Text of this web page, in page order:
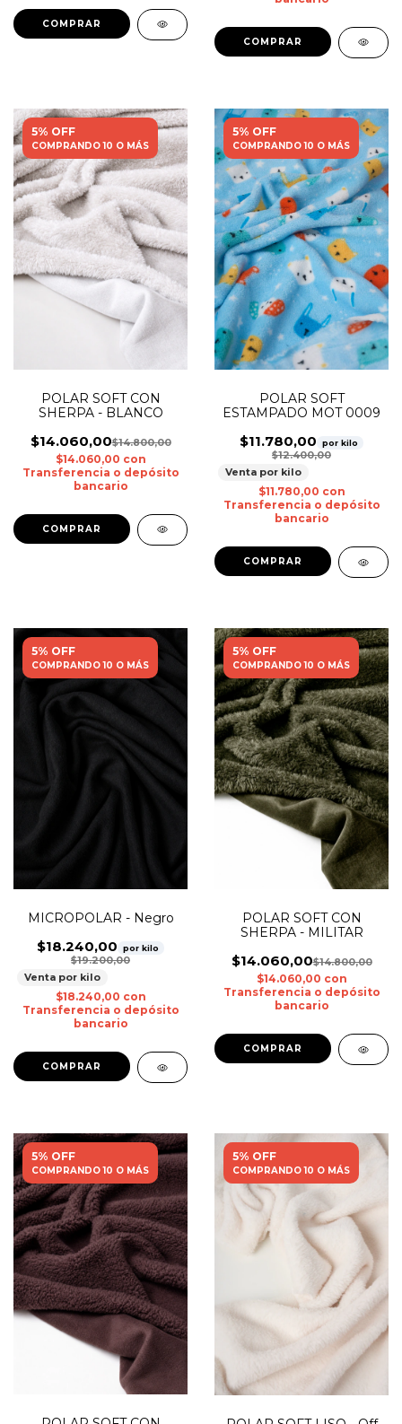
5% OFF
COMPRANDO 10 O MÁS
POLAR SOFT CON
SHERPA - BLANCO
$14.060,00$14.800,00
$14.060,00 con
Transferencia o depósito
bancario
5% OFF
COMPRANDO 10 O MÁS
POLAR SOFT
ESTAMPADO MOT 0009
$11.780,00 por kilo
$12.400,00
Venta por kilo
$11.780,00 con
Transferencia o depósito
bancario
5% OFF
COMPRANDO 10 O MÁS
MICROPOLAR - Negro
$18.240,00 por kilo
$19.200,00
Venta por kilo
$18.240,00 con
Transferencia o depósito
bancario
5% OFF
COMPRANDO 10 O MÁS
POLAR SOFT CON
SHERPA - MILITAR
$14.060,00$14.800,00
$14.060,00 con
Transferencia o depósito
bancario
5% OFF
COMPRANDO 10 O MÁS
5% OFF
COMPRANDO 10 O MÁS